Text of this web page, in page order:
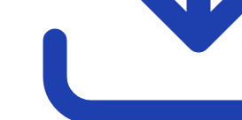
Харківська область
Херсонська область
Хмельницька область